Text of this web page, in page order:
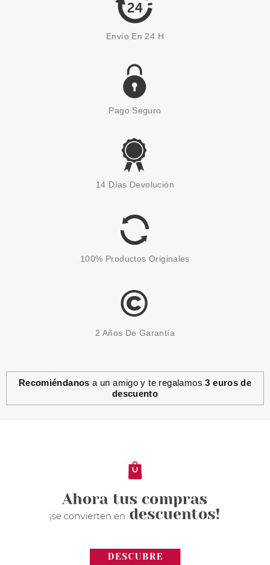
CATRICE
SECRETS DUO ILUMINADOR 01
6.45€
CATRICE
2.70€
Envío En 24 H
Pago Seguro
14 Días Devolución
100% Productos Originales
2 Años De Garantía
Recomiéndanos a un amigo y te regalamos3 euros de
descuento